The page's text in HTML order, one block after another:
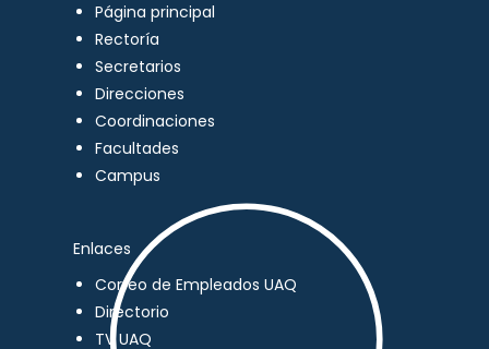
Página principal
Rectoría
Secretarios
Direcciones
Coordinaciones
Facultades
Campus
Enlaces
Correo de Empleados UAQ
Directorio
TV UAQ